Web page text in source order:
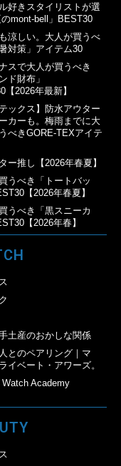
好きスタイリストが選
mont-bell」BEST30
涼しい。大人が買うべ
対策」アイテム30
スで大人が買うべき
ド財布」
【2026年最新】
テックス】防水アウター
カーも。梅雨までに大
べきGORE-TEXアイテ
ー推し【2026年春夏】
うべき「トートバッ
【2026年春夏】
うべき「黒スニーカ
【2026年春】
土産のおかしな関係
とのペアリング｜マ
イベート・アワーズ。
Watch Academy